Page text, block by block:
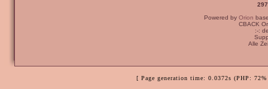
Powered by Orion
CBACK
:-:
Alle
[ Page generation time: 0.0372s (PHP: